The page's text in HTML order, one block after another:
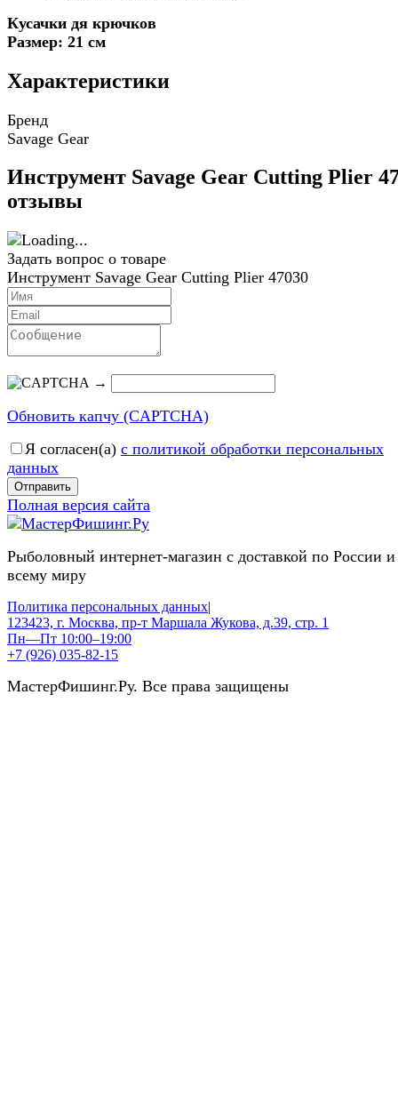
Кусачки дя крючков
Размер: 21 см
Характеристики
Бренд
Savage Gear
Инструмент Savage Gear Cutting Plier
отзывы
Задать вопрос о товаре
Инструмент Savage Gear Cutting Plier 47030
→
Обновить капчу (CAPTCHA)
Я согласен(a) с политикой обработки персональных
данных
Отправить
Полная версия сайта
Рыболовный интернет-магазин с доставкой по России и
всему миру
Политика персональных данных|
123423, г. Москва, пр-т Маршала Жукова, д.39, стр. 1
Пн—Пт 10:00–19:00
+7 (926) 035-82-15
МастерФишинг.Ру. Все права защищены